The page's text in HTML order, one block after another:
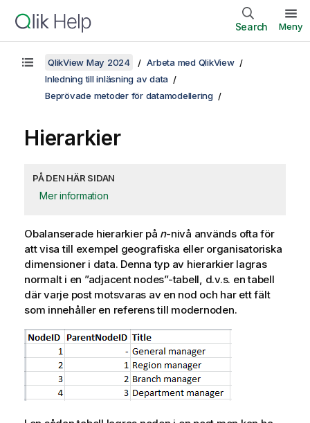
Search Meny
QlikView May 2024
Arbeta med QlikView
Inledning till inläsning av data
Beprövade metoder för datamodellering
Hierarkier
PÅ DEN HÄR SIDAN
Mer information
Obalanserade hierarkier på n-nivå används ofta för
att visa till exempel geografiska eller organisatoriska
dimensioner i data. Denna typ av hierarkier lagras
normalt i en ”adjacent nodes”-tabell, d.v.s. en tabell
där varje post motsvaras av en nod och har ett fält
som innehåller en referens till modernoden.